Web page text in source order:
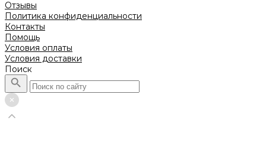
Отзывы
Политика конфиденциальности
Контакты
Помощь
Условия оплаты
Условия доставки
Поиск